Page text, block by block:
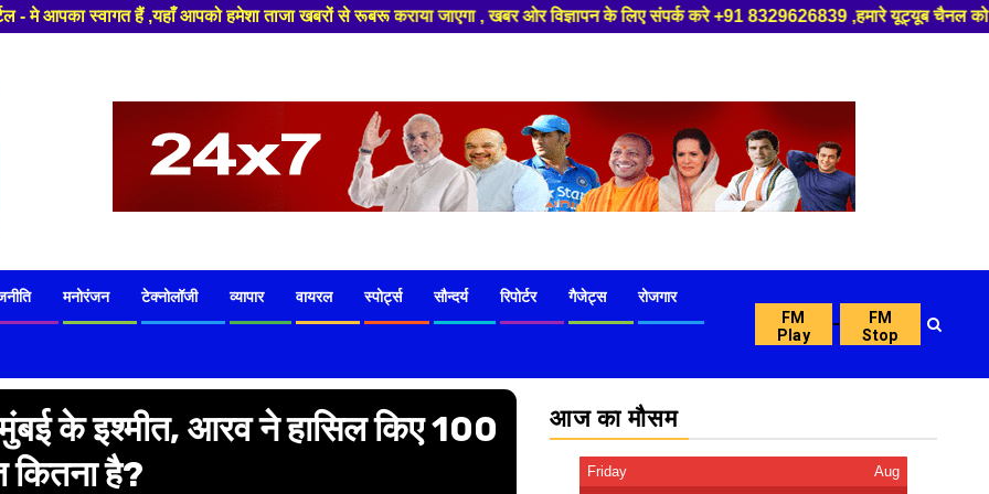
आपको हमेशा ताजा खबरों से रूबरू कराया जाएगा , खबर ओर विज्ञापन के लिए संपर्क करे +91 8329626839 ,हमारे यूट्यूब चैनल को सबस्क्राइब करें, साथ मे
मनोरंजन टेक्नोलॉजी व्यापार वायरल स्पोर्ट्स सौन्दर्य रिपोर्टर गैजेट्स रोजगार
FM
Play
-
FM
Stop
के इश्मीत, आरव ने हासिल किए 100
कितना है?
आज का मौसम
Friday Aug